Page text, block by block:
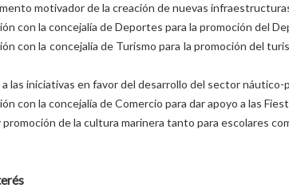
motivador de la creación de nuevas
con la concejalía de Deportes para la promoción del
con la concejalía de Turismo para la promoción del
a las iniciativas en favor del desarrollo del sector
con la concejalía de Comercio para dar apoyo a las
de la cultura marinera tanto para escolares